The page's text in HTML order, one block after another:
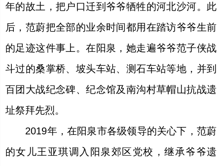
年的故土，把户口迁到爷爷牺牲的河北沙河。此
后，范蔚把全部的业余时间都用在踏访爷爷生前
的足迹这件事上。在阳泉，她走遍爷爷范子侠战
斗过的桑掌桥、坡头车站、测石车站等地，并到
百团大战纪念碑、纪念馆及南沟村草帽山抗战遗
址祭拜先烈。
2019年，在阳泉市各级领导的关心下，范蔚
的女儿王亚琪调入阳泉郊区党校，继承爷爷遗